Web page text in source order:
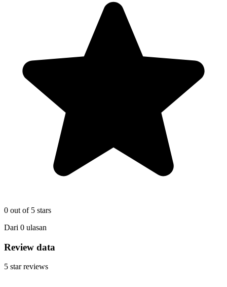
0 out of 5 stars
Dari 0 ulasan
Review data
5 star reviews